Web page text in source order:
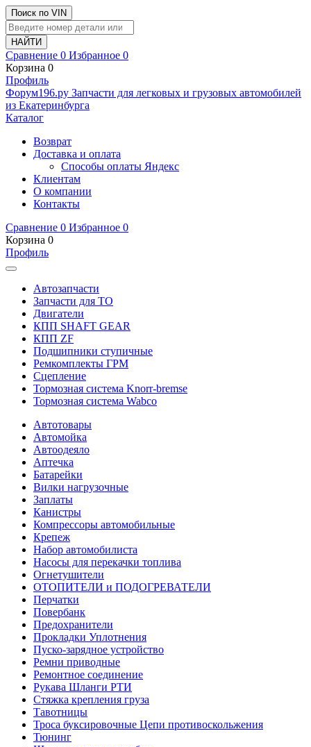
Поиск по VIN
Сравнение 0 Избранное 0
Корзина 0
Профиль
Фoрум196.ру Запчасти для легковых и грузовых автомобилей
из Екатеринбурга
Каталог
Возврат
Доставка и оплата
Способы оплаты Яндекс
Клиентам
О компании
Контакты
Сравнение 0 Избранное 0
Корзина 0
Профиль
Автозапчасти
Запчасти для ТО
Двигатели
КПП SHAFT GEAR
КПП ZF
Подшипники ступичные
Ремкомплекты ГРМ
Сцепление
Тормозная система Knorr-bremse
Тормозная система Wabco
Автотовары
Автомойка
Автоодеяло
Аптечка
Батарейки
Вилки нагрузочные
Заплаты
Канистры
Компрессоры автомобильные
Крепеж
Набор автомобилиста
Насосы для перекачки топлива
Огнетушители
ОТОПИТЕЛИ и ПОДОГРЕВАТЕЛИ
Перчатки
Повербанк
Предохранители
Прокладки Уплотнения
Пуско-зарядное устройство
Ремни приводные
Ремонтное соединение
Рукава Шланги РТИ
Стяжка крепления груза
Тавотницы
Троса буксировочные Цепи противоскольжения
Тюнинг